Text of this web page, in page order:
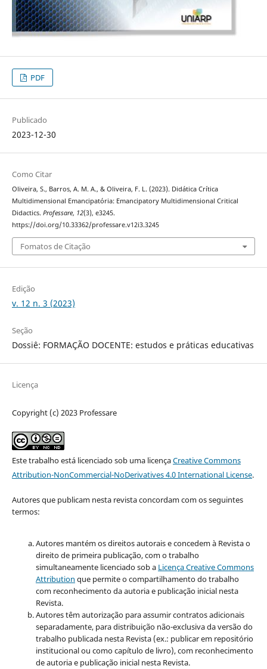
PDF
Publicado
2023-12-30
Como Citar
Oliveira, S., Barros, A. M. A., & Oliveira, F. L. (2023). Didática Crítica
Multidimensional Emancipatória: Emancipatory Multidimensional Critical
Didactics. Professare, 12(3), e3245.
https://doi.org/10.33362/professare.v12i3.3245
Fomatos de Citação
Edição
v. 12 n. 3 (2023)
Seção
Dossiê: FORMAÇÃO DOCENTE: estudos e práticas educativas
Licença
Copyright (c) 2023 Professare
Este trabalho está licenciado sob uma licençaCreative Commons
Attribution-NonCommercial-NoDerivatives 4.0 International License.
Autores que publicam nesta revista concordam com os seguintes
termos:
Autores mantém os direitos autorais e concedem à Revista o
direito de primeira publicação, com o trabalho
simultaneamente licenciado sob a Licença Creative Commons
Attribution que permite o compartilhamento do trabalho
com reconhecimento da autoria e publicação inicial nesta
Revista.
Autores têm autorização para assumir contratos adicionais
separadamente, para distribuição não-exclusiva da versão do
trabalho publicada nesta Revista (ex.: publicar em repositório
institucional ou como capítulo de livro), com reconhecimento
de autoria e publicação inicial nesta Revista.